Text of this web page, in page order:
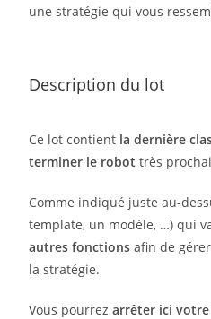
une stratégie qui vous
Description du lot
Ce lot contient la dernière
terminer le robot très
Comme indiqué juste au-
template, un modèle, …) qui
autres fonctions afin de
la stratégie.
Vous pourrezarrêter ici